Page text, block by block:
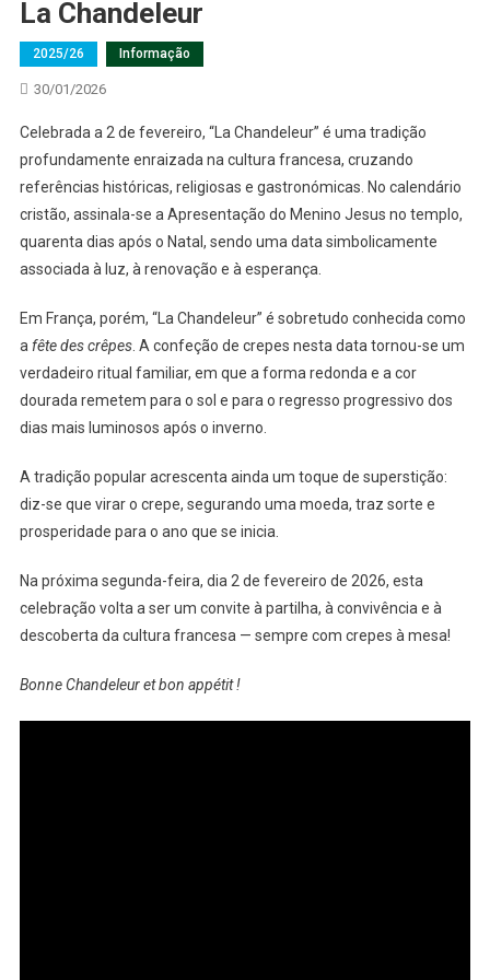
La Chandeleur
2025/26 Informação
30/01/2026
Celebrada a 2 de fevereiro, “La Chandeleur” é uma tradição
profundamente enraizada na cultura francesa, cruzando
referências históricas, religiosas e gastronómicas. No calendário
cristão, assinala-se a Apresentação do Menino Jesus no templo,
quarenta dias após o Natal, sendo uma data simbolicamente
associada à luz, à renovação e à esperança.
Em França, porém, “La Chandeleur” é sobretudo conhecida como
a fête des crêpes. A confeção de crepes nesta data tornou-se um
verdadeiro ritual familiar, em que a forma redonda e a cor
dourada remetem para o sol e para o regresso progressivo dos
dias mais luminosos após o inverno.
A tradição popular acrescenta ainda um toque de superstição:
diz-se que virar o crepe, segurando uma moeda, traz sorte e
prosperidade para o ano que se inicia.
Na próxima segunda-feira, dia 2 de fevereiro de 2026, esta
celebração volta a ser um convite à partilha, à convivência e à
descoberta da cultura francesa — sempre com crepes à mesa!
Bonne Chandeleur et bon appétit !